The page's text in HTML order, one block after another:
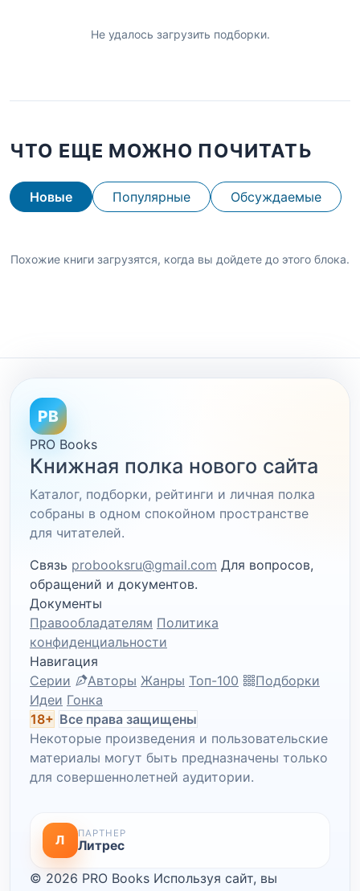
Не удалось загрузить подборки.
ЧТО ЕЩЕ МОЖНО ПОЧИТАТЬ
Новые Популярные Обсуждаемые
Похожие книги загрузятся, когда вы дойдете до этого блока.
PB
PRO Books
Книжная полка нового сайта
Каталог, подборки, рейтинги и личная полка
собраны в одном спокойном пространстве
для читателей.
Связь probooksru@gmail.com Для вопросов,
обращений и документов.
Документы
Правообладателям Политика
конфиденциальности
Навигация
Серии
Авторы Жанры Топ-100
Подборки
Идеи Гонка
18+ Все права защищены
Некоторые произведения и пользовательские
материалы могут быть предназначены только
для совершеннолетней аудитории.
Л ПАРТНЕР
Литрес
© 2026 PRO Books Используя сайт, вы